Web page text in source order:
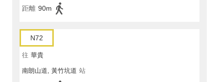
距離 90m
N72
往 華貴
南朗山道, 黃竹坑道 站